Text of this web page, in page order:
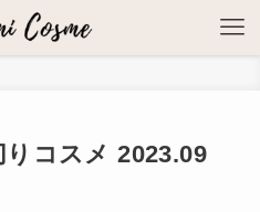
コスメ 2023.09